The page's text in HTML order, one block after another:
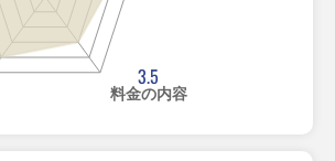
3.5
料金の内容